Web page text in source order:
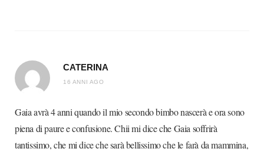
CATERINA
16 ANNI AGO
Gaia avrà 4 anni quando il mio secondo bimbo nascerà e ora sono
piena di paure e confusione. Chii mi dice che Gaia soffrirà
tantissimo, che mi dice che sarà bellissimo che le farà da mammina,